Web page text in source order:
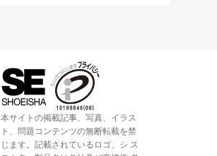
本サイトの掲載記事、写真、イラス
ト、問題コンテンツの無断転載を禁
じます。記載されているロゴ、シ ス